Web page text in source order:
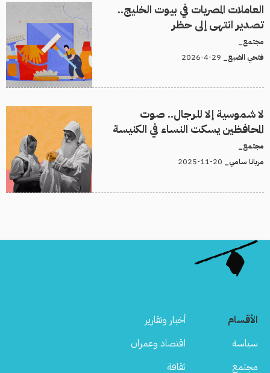
العاملات المصريات في بيوت الخليج..
تصدير انتهى إلى حظر
مجتمع_
فتحي الضبع_
لا شموسية إلا للرجال.. صوت
المحافظين يسكت النساء في الكنيسة
مجتمع_
مريانا سامي_
الأقسام
أخبار وتقارير
سياسة
اقتصاد وعمران
مجتمع
ثقافة